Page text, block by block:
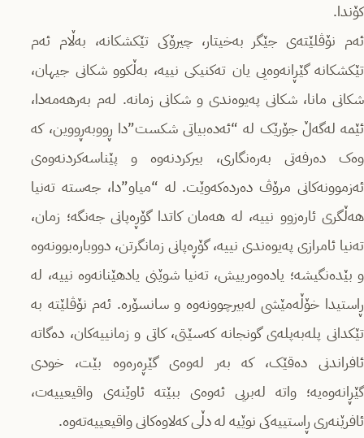
کۆندا.
ئه‌م نۆڤلێته‌ی جێگر به‌خیتار، چیرۆکی تێكشكانه‌، به‌ڵام ئه‌م
تێكشكانه‌ گێڕانەوەیی یان تەکنیکی نییه‌، بەڵکوو شکانی جیهان،
شکانی مانا، شکانی پەیوەندی و شکانی زمانه‌. لەم بەرهەمەدا،
ئێمە لەگەڵ جۆرێک لە “ئەدەبیاتی شکست”دا ڕووبەڕووین، کە
وەک دەرفەتی بەرەنگاری، بیرکردنەوە و پێناسەکردنه‌وه‌ی
ئەزموونەکانی مرۆڤ دەردەکەوێت. لە “میاو”دا، جەستە ته‌نیا
هەڵگری ئارەزوو نییه‌، له‌ هه‌مان كاتدا گۆڕه‌پانی جەنگە؛ زمان،
ته‌نیا ئامرازی پەیوەندی نییه‌، گۆڕه‌پانی زمانگرتن‌، دووبارەبوونەوە
و بێده‌نگیشه‌؛ یادەوەرییش، ته‌نیا شوێنی یادهێنانەوە نییه‌، له‌
ڕاستیدا خۆڵەمێشی لەبیرچوونه‌وه‌ و سانسۆرە. ئەم نۆڤلێته‌ بە
تێکدانی پله‌به‌پله‌ی گونجانه‌ کەسێتی، کاتی و زمانییه‌كان، دەگاتە
ئافراندنی دەقێک، کە به‌ر له‌وه‌ی گێڕەره‌وه‌ بێت، خودی
گێڕانەوەیە؛ واته‌ له‌بریی ئه‌وه‌ی ببێته‌ ئاوێنەی واقیعییەت،
ئافرێنه‌ری ڕاستییەکی نوێیه‌ لە دڵی کەلاوەکانی واقیعییەتەوە.